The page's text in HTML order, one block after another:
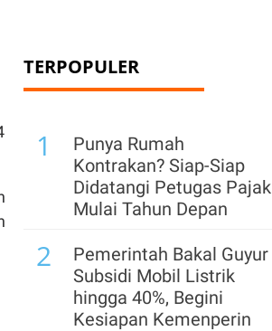
TERPOPULER
1
Punya Rumah
Kontrakan? Siap-Siap
Didatangi Petugas Pajak
Mulai Tahun Depan
2
Pemerintah Bakal Guyur
Subsidi Mobil Listrik
hingga 40%, Begini
Kesiapan Kemenperin